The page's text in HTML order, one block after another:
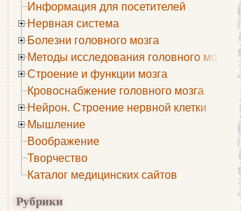
Информация для посетителей
Нервная система
Болезни головного мозга
Методы исследования головного мозга
Строение и функции мозга
Кровоснабжение головного мозга
Нейрон. Строение нервной клетки
Мышление
Воображение
Творчество
Каталог медицинских сайтов
Рубрики